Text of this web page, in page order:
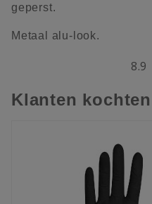
geperst.
Metaal alu-look.
8.9
Klanten